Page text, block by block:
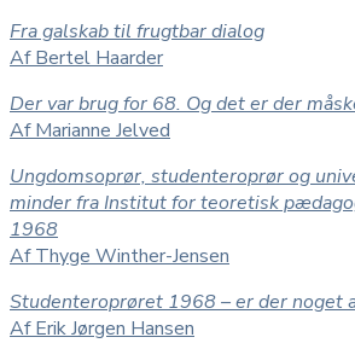
Fra galskab til frugtbar dialog
Af Bertel Haarder
Der var brug for 68. Og det er der
Af Marianne Jelved
Ungdomsoprør, studenteroprør og
minder fra Institut for teoretisk
1968
Af Thyge Winther-Jensen
Studenteroprøret 1968 – er der noget
Af Erik Jørgen Hansen